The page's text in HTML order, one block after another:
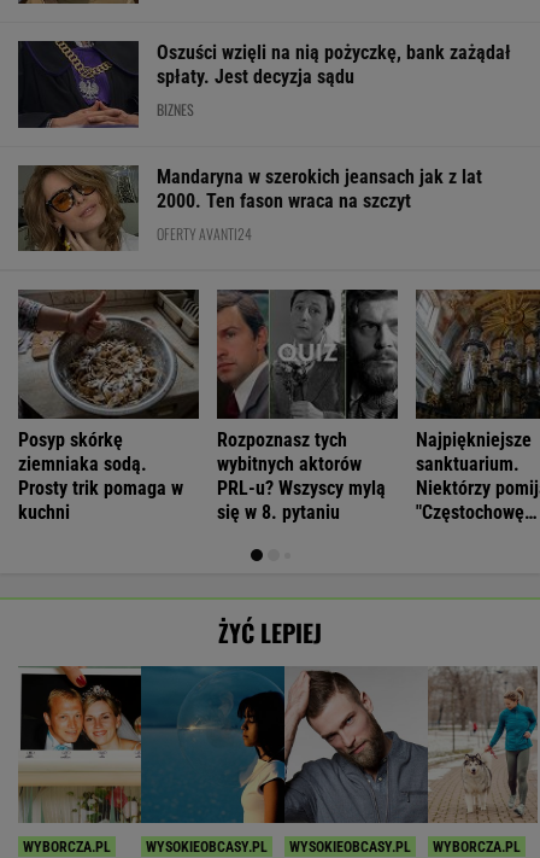
Oszuści wzięli na nią pożyczkę, bank zażądał
spłaty. Jest decyzja sądu
BIZNES
Mandaryna w szerokich jeansach jak z lat
2000. Ten fason wraca na szczyt
OFERTY AVANTI24
Posyp skórkę
ziemniaka sodą.
Prosty trik pomaga w
kuchni
Rozpoznasz tych
wybitnych aktorów
PRL-u? Wszyscy mylą
się w 8. pytaniu
Najpiękniejsze
sanktuarium.
Niektórzy
"Częstochowę
ŻYĆ LEPIEJ